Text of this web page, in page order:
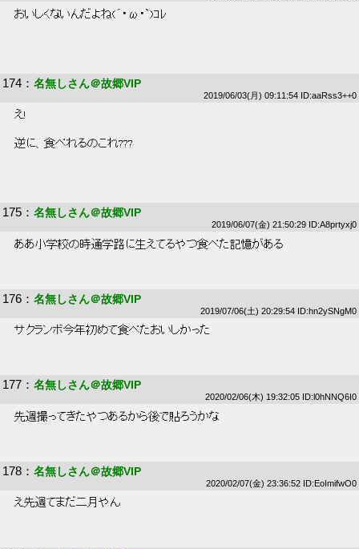
おいしくないんだよね(´・ω・`)ｺﾚ
174 ： 名無しさん＠故郷VIP
2019/06/03(月) 09:11:54 ID:aaRss3++0
え!
逆に、食べれるのこれ???
175 ： 名無しさん＠故郷VIP
2019/06/07(金) 21:50:29 ID:A8prtyxj0
ああ小学校の時通学路に生えてるやつ食べた記憶がある
176 ： 名無しさん＠故郷VIP
2019/07/06(土) 20:29:54 ID:hn2ySNgM0
サクランボ今年初めて食べたおいしかった
177 ： 名無しさん＠故郷VIP
2020/02/06(木) 19:32:05 ID:l0hNNQ6I0
先週撮ってきたやつあるから後で貼ろうかな
178 ： 名無しさん＠故郷VIP
2020/02/07(金) 23:36:52 ID:EoImifwO0
え先週てまだ二月やん